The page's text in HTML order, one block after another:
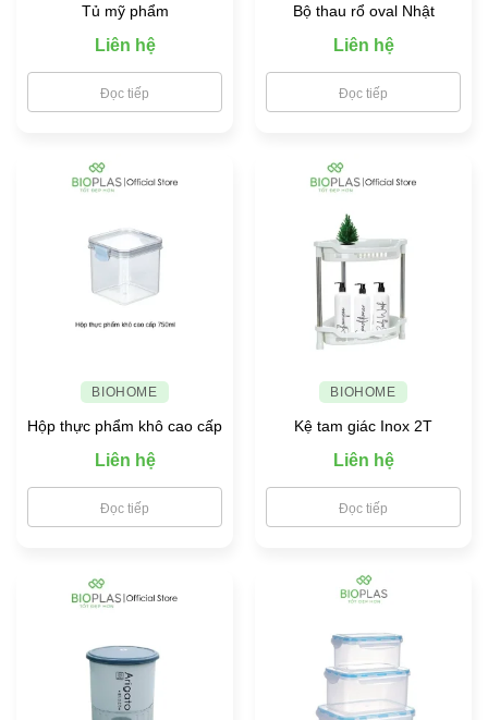
Tủ mỹ phẩm
Liên hệ
Đọc tiếp
Bộ thau rổ oval Nhật
Liên hệ
Đọc tiếp
BIOHOME
Hộp thực phẩm khô cao cấp
Liên hệ
Đọc tiếp
BIOHOME
Kệ tam giác Inox 2T
Liên hệ
Đọc tiếp